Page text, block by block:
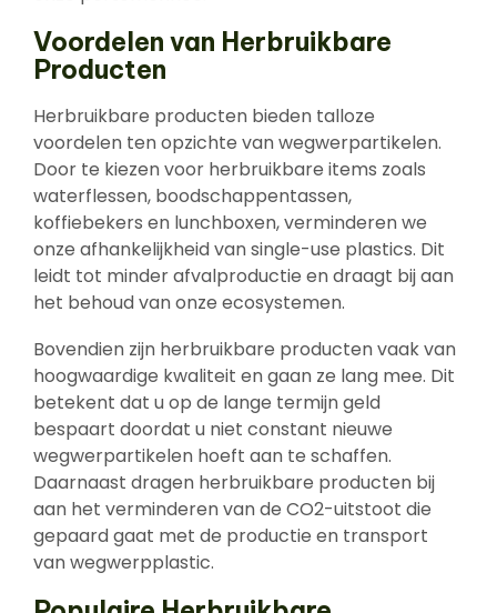
Voordelen van Herbruikbare
Producten
Herbruikbare producten bieden talloze
voordelen ten opzichte van wegwerpartikelen.
Door te kiezen voor herbruikbare items zoals
waterflessen, boodschappentassen,
koffiebekers en lunchboxen, verminderen we
onze afhankelijkheid van single-use plastics. Dit
leidt tot minder afvalproductie en draagt bij aan
het behoud van onze ecosystemen.
Bovendien zijn herbruikbare producten vaak van
hoogwaardige kwaliteit en gaan ze lang mee. Dit
betekent dat u op de lange termijn geld
bespaart doordat u niet constant nieuwe
wegwerpartikelen hoeft aan te schaffen.
Daarnaast dragen herbruikbare producten bij
aan het verminderen van de CO2-uitstoot die
gepaard gaat met de productie en transport
van wegwerpplastic.